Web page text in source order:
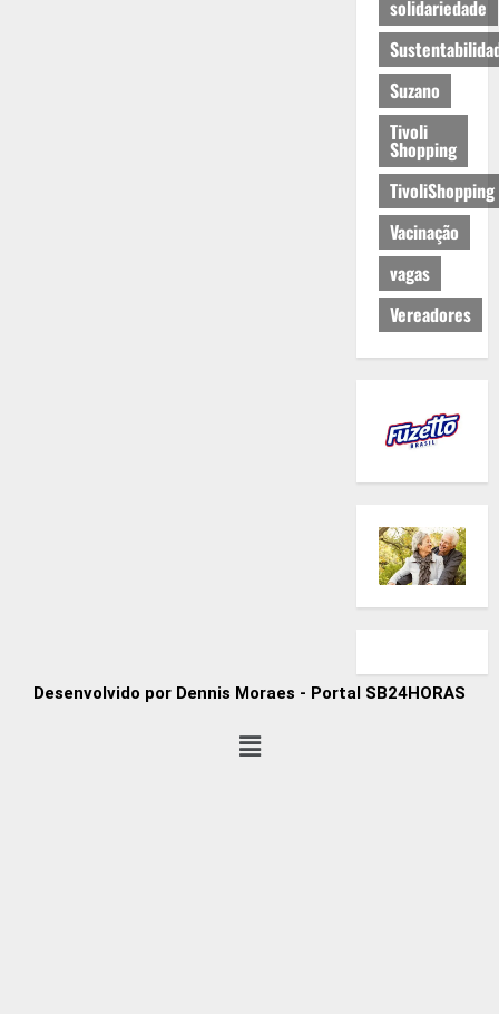
solidariedade
Suzano
Tivoli
Shopping
TivoliShopping
Vacinação
vagas
Vereadores
Desenvolvido por Dennis Moraes - Portal SB24HORAS